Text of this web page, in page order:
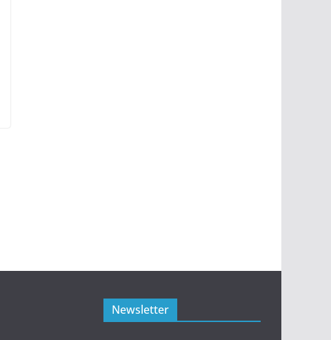
Newsletter